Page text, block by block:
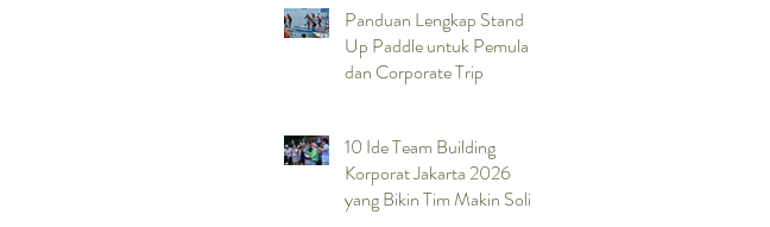
Panduan Lengkap Stand
Up Paddle untuk Pemula
dan Corporate Trip
10 Ide Team Building
Korporat Jakarta 2026
yang Bikin Tim Makin Solid